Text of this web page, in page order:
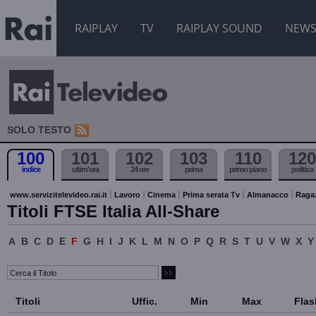
RAIPLAY TV RAIPLAY SOUND NEWS
SOLO TESTO
100
indice
101
ultim'ora
102
24 ore
103
prima
110
primo piano
120
politica
www.servizitelevideo.rai.it Lavoro Cinema Prima serata Tv Almanacco
Titoli FTSE Italia All-Share
A B C D E F G H I J K L M N O P Q R S T U V W X Y
Titoli Uffic. Min Max